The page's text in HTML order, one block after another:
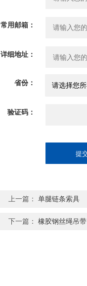
常用邮箱：
详细地址：
省份：
验证码：
上一篇：单腿链条索具
下一篇：橡胶钢丝绳吊带